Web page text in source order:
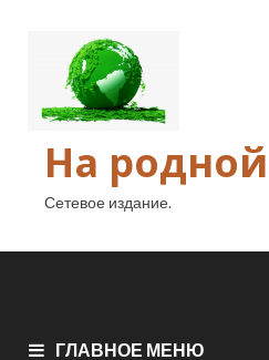
На
Сетевое издание.
ГЛАВНОЕ МЕНЮ